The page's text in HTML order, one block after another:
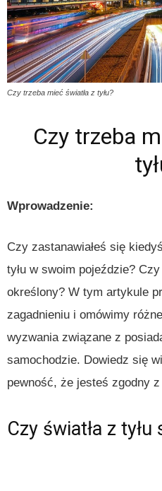
Czy trzeba mieć światła z tyłu?
Czy trzeba
Wprowadzenie:
Czy zastanawiałeś się
tyłu w swoim pojeździe?
określony? W tym artykule
zagadnieniu i omówimy
wyzwania związane z
samochodzie. Dowiedz się
pewność, że jesteś zgodny
Czy światła z